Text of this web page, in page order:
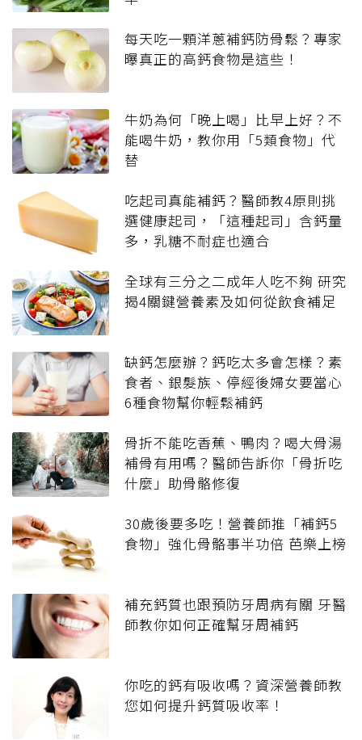
每天吃一顆洋蔥補鈣防骨鬆？專家
曝真正的高鈣食物是這些！
牛奶為何「晚上喝」比早上好？不
能喝牛奶，教你用「5類食物」代
替
吃起司真能補鈣？醫師教4原則挑
選健康起司，「這種起司」含鈣量
多，乳糖不耐症也適合
全球有三分之二成年人吃不夠 研究
揭4關鍵營養素及如何從飲食補足
缺鈣怎麼辦？鈣吃太多會怎樣？素
食者、銀髮族、停經後婦女要當心
6種食物幫你輕鬆補鈣
骨折不能吃香蕉、鴨肉？喝大骨湯
補骨有用嗎？醫師告訴你「骨折吃
什麼」助骨骼修復
30歲後要多吃！營養師推「補鈣5
食物」強化骨骼事半功倍 芭樂上榜
補充鈣質也跟預防牙周病有關 牙醫
師教你如何正確幫牙周補鈣
你吃的鈣有吸收嗎？資深營養師教
您如何提升鈣質吸收率！